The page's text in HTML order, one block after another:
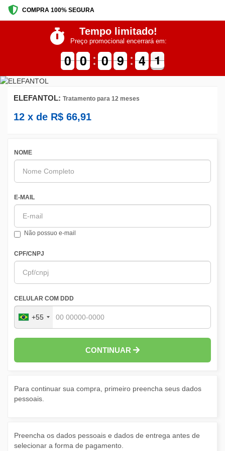
COMPRA 100% SEGURA
Tempo limitado!
Preço promocional encerrará em:
9
9
0
0 9
9
0
0 1
0
0 0
9
9 5
4
4 2
1
1
ELEFANTOL: Tratamento para 12 meses
12 x de R$ 66,91
NOME
E-MAIL
Não possuo e-mail
CPF/CNPJ
CELULAR COM DDD
+55
CONTINUAR
Para continuar sua compra, primeiro preencha seus dados
pessoais.
Preencha os dados pessoais e dados de entrega antes de
selecionar a forma de pagamento.